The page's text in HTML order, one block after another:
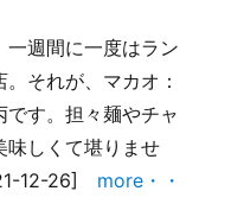
一週間に一度はラン
それが、マカオ：
です。担々麺やチャ
味しくて堪りませ
12-26] more・・